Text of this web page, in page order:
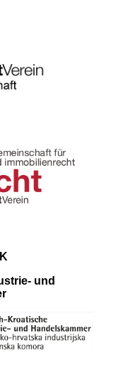
und